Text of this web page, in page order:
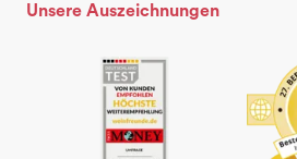
Unsere Auszeichnungen